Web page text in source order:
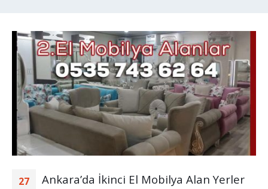
27 Ankara’da İkinci El Mobilya Alan Yerler